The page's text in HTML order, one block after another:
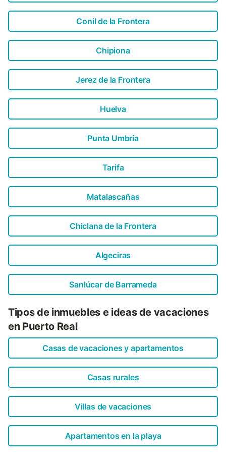
Conil de la Frontera
Chipiona
Jerez de la Frontera
Huelva
Punta Umbría
Tarifa
Matalascañas
Chiclana de la Frontera
Algeciras
Sanlúcar de Barrameda
Tipos de inmuebles e ideas de vacaciones
en Puerto Real
Casas de vacaciones y apartamentos
Casas rurales
Villas de vacaciones
Apartamentos en la playa